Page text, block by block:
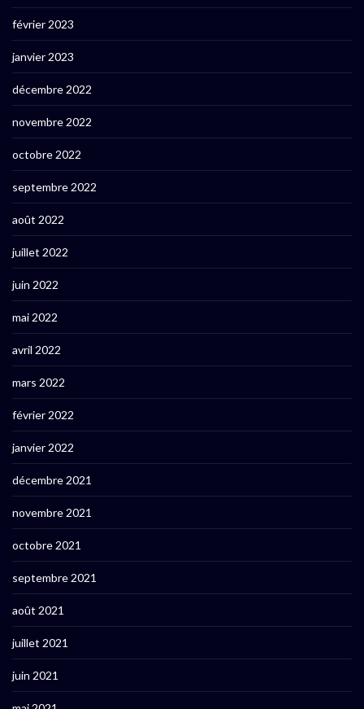
février 2023
janvier 2023
décembre 2022
novembre 2022
octobre 2022
septembre 2022
août 2022
juillet 2022
juin 2022
mai 2022
avril 2022
mars 2022
février 2022
janvier 2022
décembre 2021
novembre 2021
octobre 2021
septembre 2021
août 2021
juillet 2021
juin 2021